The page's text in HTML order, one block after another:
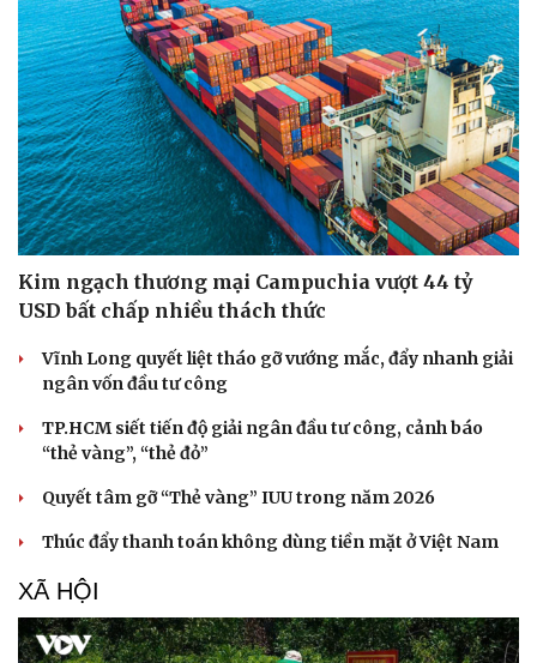
Âm nhạc
Di sản
Sao Việt
Kim ngạch thương mại Campuchia vượt 44 tỷ
USD bất chấp nhiều thách thức
Vĩnh Long quyết liệt tháo gỡ vướng mắc, đẩy nhanh giải
ngân vốn đầu tư công
TP.HCM siết tiến độ giải ngân đầu tư công, cảnh báo
“thẻ vàng”, “thẻ đỏ”
Quyết tâm gỡ “Thẻ vàng” IUU trong năm 2026
Thúc đẩy thanh toán không dùng tiền mặt ở Việt Nam
XÃ HỘI